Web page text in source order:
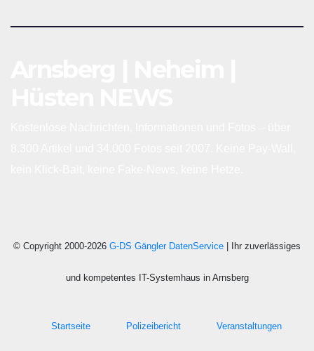
© Copyright 2000-2026 G-DS Gängler DatenService | Ihr zuverlässiges
und kompetentes IT-Systemhaus in Arnsberg
Startseite Polizeibericht Veranstaltungen